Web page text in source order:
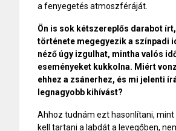
a fenyegetés atmoszféráját.
Ön is sok kétszereplős darabot
története megegyezik a színpadi
néző úgy izgulhat, mintha valós
eseményeket kukkolna. Miért
ehhez a zsánerhez, és mi jelenti
legnagyobb kihívást?
Ahhoz tudnám ezt hasonlítani,
kell tartani a labdát a levegőben,